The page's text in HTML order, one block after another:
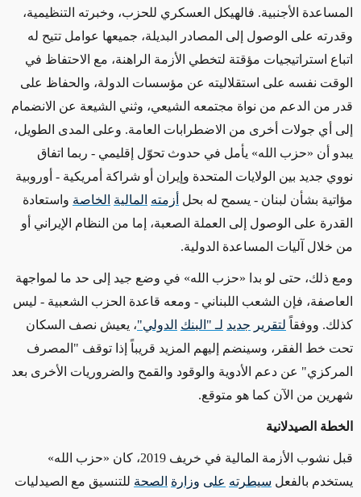
المساعدة الأجنبية. فالهيكل العسكري للحزب، وخبرته التنظيمية،
وقدرته على الوصول إلى المصادر البديلة، جميعها عوامل تتيح له
اتباع استراتيجيات مؤقتة لتخطي الأزمة الراهنة، مع الاحتفاظ في
الوقت نفسه على استقلاليته عن مؤسسات الدولة، والحفاظ على
قدر من الدعم من نواة مجتمعه الشيعي، وثني الشيعة عن الانضمام
إلى أي جولات أخرى من الاضطرابات العامة. وعلى المدى الطويل،
يبدو أن «حزب الله» يأمل في حدوث تحوّل إقليمي - ربما اتفاق
نووي جديد بين الولايات المتحدة وإيران أو شراكة أمريكية - أوروبية
مؤاتية بشأن لبنان - يسمح له بحل أزمته المالية الخاصة واستعادة
القدرة على الوصول إلى العملة الصعبة، إما من النظام الإيراني أو
من خلال آليات المساعدة الدولية.
ومع ذلك، حتى لو بدا «حزب الله» في وضع جيد إلى حد ما لمواجهة
العاصفة، فإن الشعب اللبناني - ومعه قاعدة الحزب الشعبية - ليس
كذلك. ووفقاً لتقرير جديد لـ "البنك الدولي"، يعيش نصف السكان
تحت خط الفقر، وسينضم إليهم المزيد قريباً إذا توقف "المصرف
المركزي" عن دعم الأدوية والوقود والقمح والضروريات الأخرى بعد
شهرين من الآن كما هو متوقع.
الخطة الصيدلانية
قبل نشوب الأزمة المالية في خريف 2019، كان «حزب الله»
يستخدم بالفعل سيطرته على وزارة الصحة للتنسيق مع الصيدليات